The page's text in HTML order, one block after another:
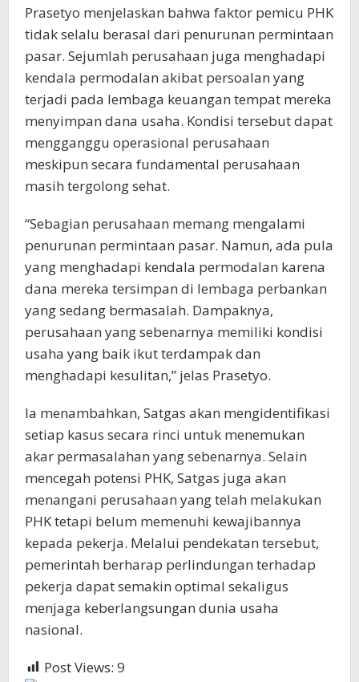
Prasetyo menjelaskan bahwa faktor pemicu PHK
tidak selalu berasal dari penurunan permintaan
pasar. Sejumlah perusahaan juga menghadapi
kendala permodalan akibat persoalan yang
terjadi pada lembaga keuangan tempat mereka
menyimpan dana usaha. Kondisi tersebut dapat
mengganggu operasional perusahaan
meskipun secara fundamental perusahaan
masih tergolong sehat.
“Sebagian perusahaan memang mengalami
penurunan permintaan pasar. Namun, ada pula
yang menghadapi kendala permodalan karena
dana mereka tersimpan di lembaga perbankan
yang sedang bermasalah. Dampaknya,
perusahaan yang sebenarnya memiliki kondisi
usaha yang baik ikut terdampak dan
menghadapi kesulitan,” jelas Prasetyo.
Ia menambahkan, Satgas akan mengidentifikasi
setiap kasus secara rinci untuk menemukan
akar permasalahan yang sebenarnya. Selain
mencegah potensi PHK, Satgas juga akan
menangani perusahaan yang telah melakukan
PHK tetapi belum memenuhi kewajibannya
kepada pekerja. Melalui pendekatan tersebut,
pemerintah berharap perlindungan terhadap
pekerja dapat semakin optimal sekaligus
menjaga keberlangsungan dunia usaha
nasional.
Post Views: 9